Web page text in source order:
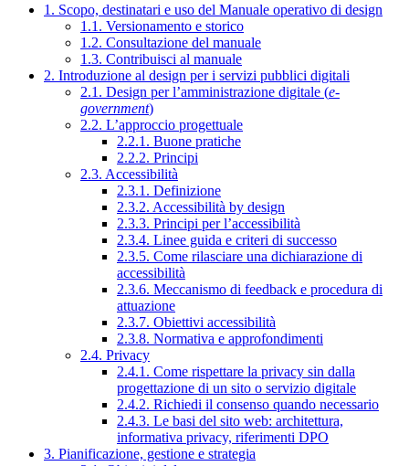
1. Scopo, destinatari e uso del Manuale operativo di design
1.1. Versionamento e storico
1.2. Consultazione del manuale
1.3. Contribuisci al manuale
2. Introduzione al design per i servizi pubblici digitali
2.1. Design per l’amministrazione digitale (e-
government)
2.2. L’approccio progettuale
2.2.1. Buone pratiche
2.2.2. Principi
2.3. Accessibilità
2.3.1. Definizione
2.3.2. Accessibilità by design
2.3.3. Principi per l’accessibilità
2.3.4. Linee guida e criteri di successo
2.3.5. Come rilasciare una dichiarazione di
accessibilità
2.3.6. Meccanismo di feedback e procedura di
attuazione
2.3.7. Obiettivi accessibilità
2.3.8. Normativa e approfondimenti
2.4. Privacy
2.4.1. Come rispettare la privacy sin dalla
progettazione di un sito o servizio digitale
2.4.2. Richiedi il consenso quando necessario
2.4.3. Le basi del sito web: architettura,
informativa privacy, riferimenti DPO
3. Pianificazione, gestione e strategia